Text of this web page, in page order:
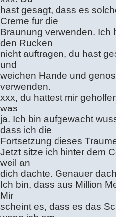
hast gesagt, dass es
Creme fur die
Braunung verwenden. Ich
den Rucken
nicht auftragen, du hast
und
weichen Hande und
verwenden.
xxx, du hattest mir
was
ja. Ich bin aufgewacht
dass ich die
Fortsetzung dieses
Jetzt sitze ich hinter dem
weil an
dich dachte. Genauer
Ich bin, dass aus Million
Mir
scheint es, dass es das